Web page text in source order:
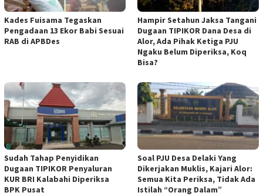
Kades Fuisama Tegaskan
Pengadaan 13 Ekor Babi Sesuai
RAB di APBDes
Hampir Setahun Jaksa Tangani
Dugaan TIPIKOR Dana Desa di
Alor, Ada Pihak Ketiga PJU
Ngaku Belum Diperiksa, Koq
Bisa?
Sudah Tahap Penyidikan
Dugaan TIPIKOR Penyaluran
KUR BRI Kalabahi Diperiksa
BPK Pusat
Soal PJU Desa Delaki Yang
Dikerjakan Muklis, Kajari Alor:
Semua Kita Periksa, Tidak Ada
Istilah “Orang Dalam”